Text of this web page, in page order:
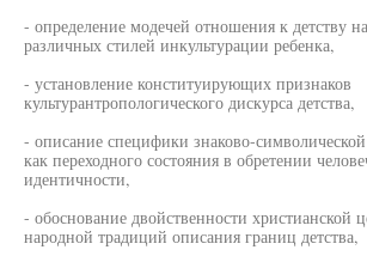
- определение модечей отношения к детству
различных стилей инкультурации ребенка,
- установление конституирующих признаков
культурантропологического дискурса детства,
- описание специфики знаково-символической
как переходного состояния в обретении
идентичности,
- обоснование двойственности христианской
народной традиций описания границ детства,